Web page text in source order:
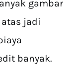
gambar
jadi
banyak.